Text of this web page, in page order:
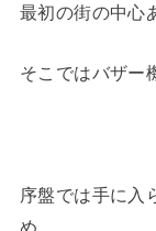
最初の街の中心
そこではバザー
序盤では手に入
め、